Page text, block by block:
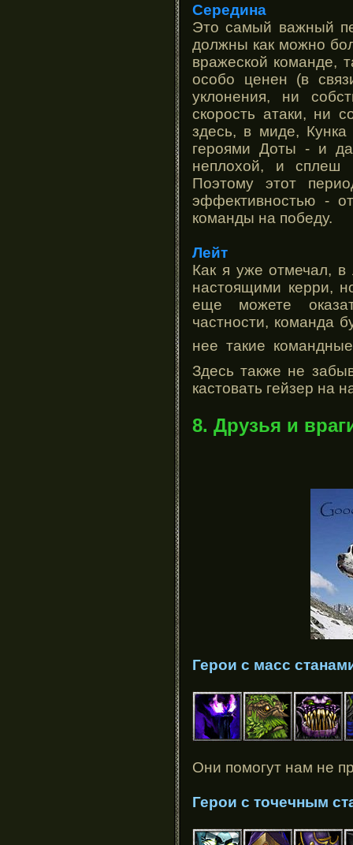
Середина
Это самый важный
должны как можно
вражеской команде,
особо ценен (в
уклонения, ни
скорость атаки, ни
здесь, в миде,
героями Доты - и
неплохой, и сплеш
Поэтому этот
эффективностью -
команды на победу.
Лейт
Как я уже отмечал,
настоящими керри,
еще можете
частности, команда
нее такие
Здесь также не
кастовать гейзер на
8. Друзья и
Герои с масс
Они помогут нам не
Герои с точечным